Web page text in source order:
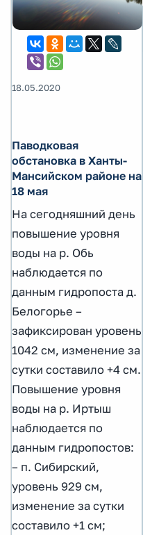
18.05.2020
Паводковая
обстановка в Ханты-
Мансийском районе на
18 мая
На сегодняшний день
повышение уровня
воды на р. Обь
наблюдается по
данным гидропоста д.
Белогорье –
зафиксирован уровень
1042 см, изменение за
сутки составило +4 см.
Повышение уровня
воды на р. Иртыш
наблюдается по
данным гидропостов:
– п. Сибирский,
уровень 929 см,
изменение за сутки
составило +1 см;